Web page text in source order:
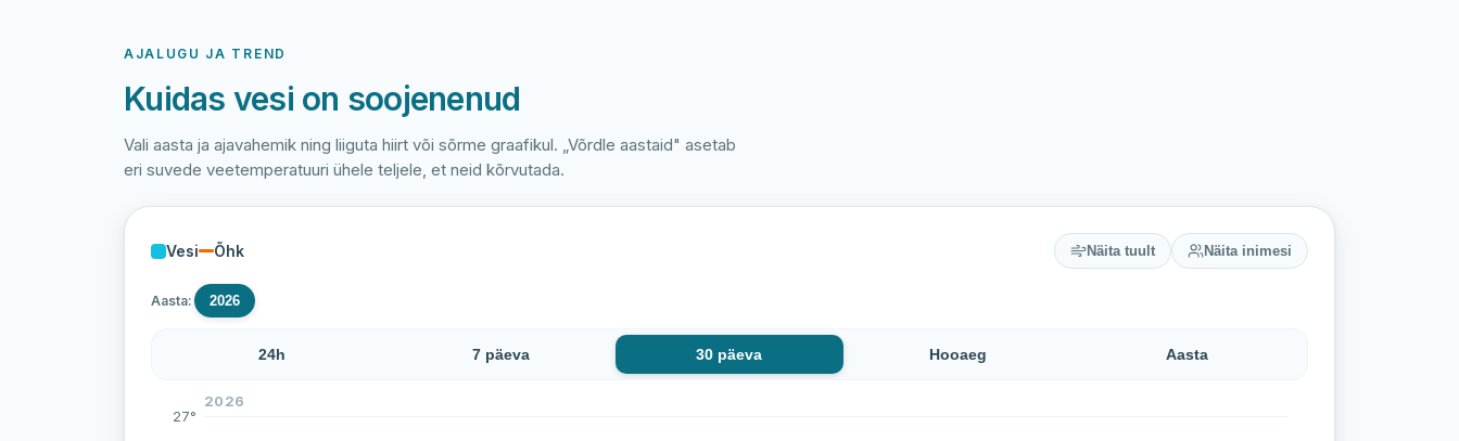
AJALUGU JA TREND
Kuidas vesi on soojenenud
Vali aasta ja ajavahemik ning liiguta hiirt või sõrme graafikul. „Võrdle aastaid" asetab
eri suvede veetemperatuuri ühele teljele, et neid kõrvutada.
Vesi Õhk Näita tuult Näita inimesi
Aasta: 2026
24h 7 päeva 30 päeva Hooaeg Aasta
Haabneeme ranna veetemperatuur on viimase 41 mõõtmise jooksul langenud: alates 19 °C kuni 18,5 °C (madalaim 10,6 °C, kõrgeim 20,2 °C).
27°
2026